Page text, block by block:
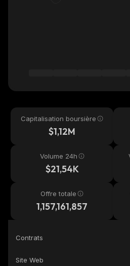
Capitalisation boursière
$1,12M
Volume 24h
$21,54K
Offre totale
1,157,161,857
Contrats
Site Web